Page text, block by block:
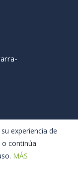
experiencia de
o continúa
MÁS